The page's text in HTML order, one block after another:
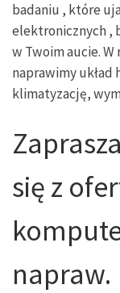
badaniu , które
elektronicznych ,
w Twoim aucie. W
naprawimy układ
klimatyzację,
się z
napraw.